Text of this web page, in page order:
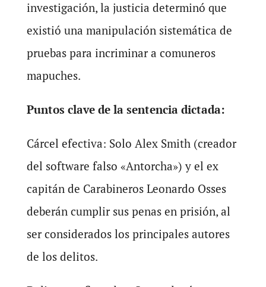
investigación, la justicia determinó que
existió una manipulación sistemática de
pruebas para incriminar a comuneros
mapuches.
Puntos clave de la sentencia dictada:
Cárcel efectiva: Solo Alex Smith (creador
del software falso «Antorcha») y el ex
capitán de Carabineros Leonardo Osses
deberán cumplir sus penas en prisión, al
ser considerados los principales autores
de los delitos.